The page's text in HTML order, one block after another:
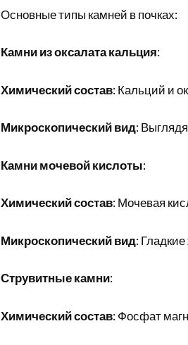
Основные типы камней в почках:
Камни из оксалата кальция:
Химический состав: Кальций и
Микроскопический вид:
Камни мочевой кислоты:
Химический состав: Мочевая
Микроскопический вид:
Струвитные камни:
Химический состав: Фосфат